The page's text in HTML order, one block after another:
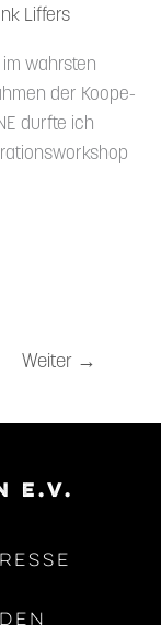
Liffers
im wahrsten
der Koope­
durfte ich
Weiter →
e.V.